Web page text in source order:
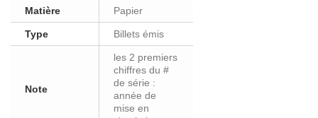
Matière Papier
Type Billets émis
Note
les 2 premiers
chiffres du #
de série :
année de
mise en